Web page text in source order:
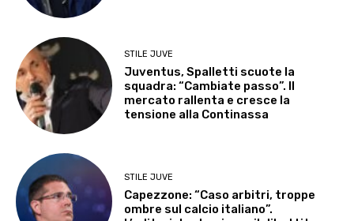
STILE JUVE
Juventus, Spalletti scuote la
squadra: “Cambiate passo”. Il
mercato rallenta e cresce la
tensione alla Continassa
STILE JUVE
Capezzone: “Caso arbitri, troppe
ombre sul calcio italiano”.